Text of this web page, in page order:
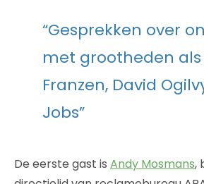
“Gesprekken over
met grootheden als
Franzen, David
Jobs”
De eerste gast is Andy Mosmans,